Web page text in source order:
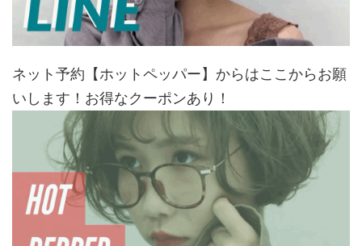
ネット予約【ホットペッパー】からはここからお願
いします！お得なクーポンあり！